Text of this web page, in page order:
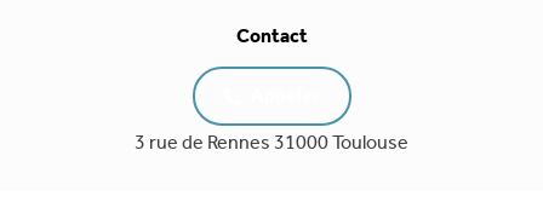
Contact
3 rue de Rennes 31000 Toulouse